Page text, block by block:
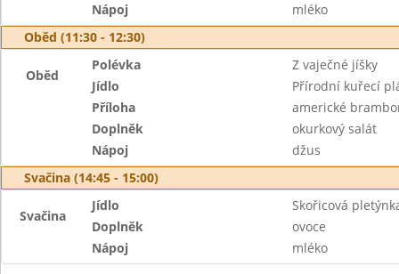
Nápoj
mléko
Oběd (11:30 - 12:30)
Oběd
Polévka
Z vaječné jíšky
Jídlo
Přírodní kuřecí
Příloha
americké
Doplněk
okurkový salát
Nápoj
džus
Svačina (14:45 - 15:00)
Svačina
Jídlo
Skořicová
Doplněk
ovoce
Nápoj
mléko